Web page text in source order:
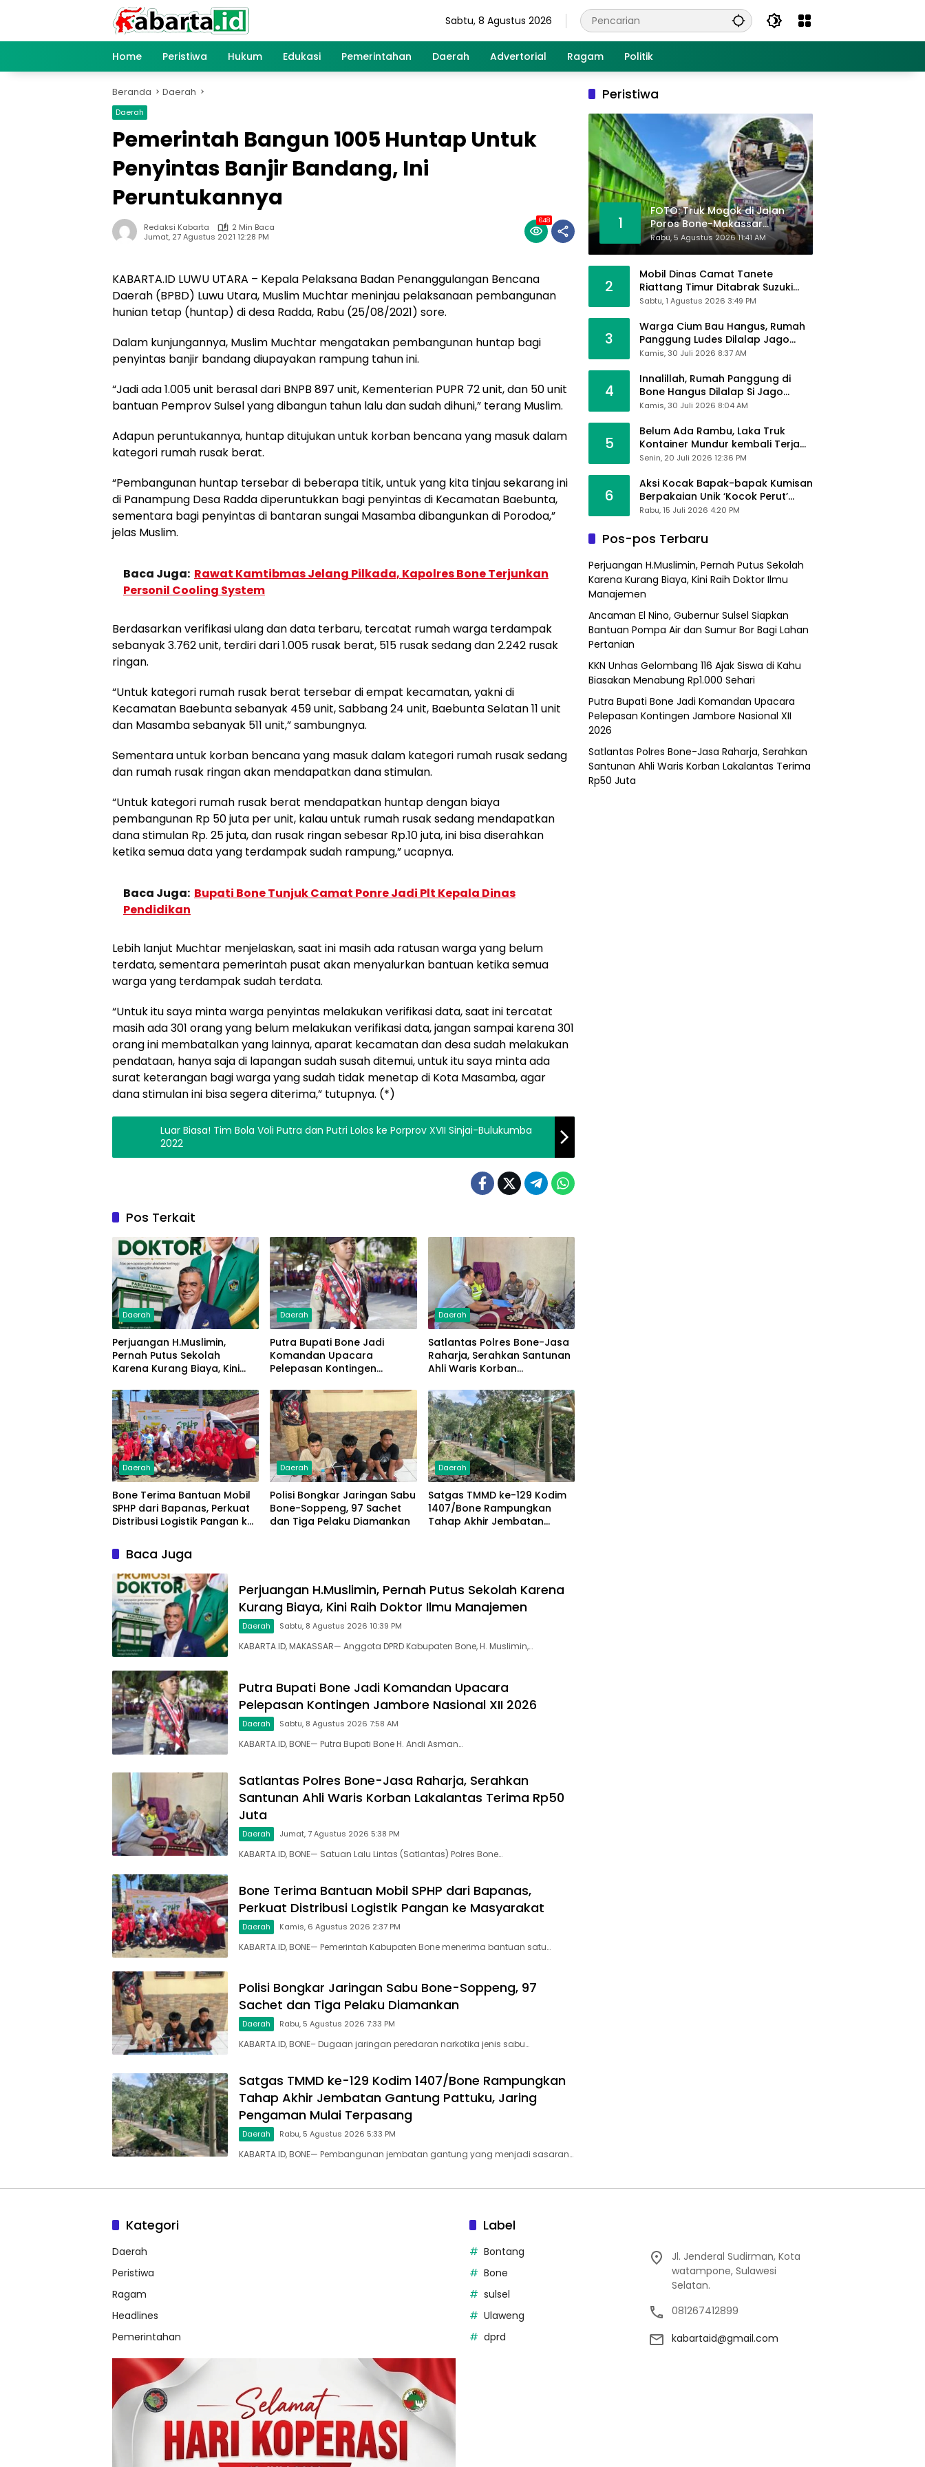
Sabtu, 8 Agustus 2026
Home Peristiwa Hukum Edukasi Pemerintahan Daerah Advertorial Ragam Politik
Beranda Daerah
Daerah
Pemerintah Bangun 1005 Huntap Untuk
Penyintas Banjir Bandang, Ini
Peruntukannya
Redaksi Kabarta
2 Min Baca
Jumat, 27 Agustus 2021 12:28 PM
648
KABARTA.ID LUWU UTARA – Kepala Pelaksana Badan Penanggulangan Bencana
Daerah (BPBD) Luwu Utara, Muslim Muchtar meninjau pelaksanaan pembangunan
hunian tetap (huntap) di desa Radda, Rabu (25/08/2021) sore.
Dalam kunjungannya, Muslim Muchtar mengatakan pembangunan huntap bagi
penyintas banjir bandang diupayakan rampung tahun ini.
“Jadi ada 1.005 unit berasal dari BNPB 897 unit, Kementerian PUPR 72 unit, dan 50 unit
bantuan Pemprov Sulsel yang dibangun tahun lalu dan sudah dihuni,” terang Muslim.
Adapun peruntukannya, huntap ditujukan untuk korban bencana yang masuk dalam
kategori rumah rusak berat.
“Pembangunan huntap tersebar di beberapa titik, untuk yang kita tinjau sekarang ini
di Panampung Desa Radda diperuntukkan bagi penyintas di Kecamatan Baebunta,
sementara bagi penyintas di bantaran sungai Masamba dibangunkan di Porodoa,”
jelas Muslim.
Baca Juga: Rawat Kamtibmas Jelang Pilkada, Kapolres Bone Terjunkan
Personil Cooling System
Berdasarkan verifikasi ulang dan data terbaru, tercatat rumah warga terdampak
sebanyak 3.762 unit, terdiri dari 1.005 rusak berat, 515 rusak sedang dan 2.242 rusak
ringan.
“Untuk kategori rumah rusak berat tersebar di empat kecamatan, yakni di
Kecamatan Baebunta sebanyak 459 unit, Sabbang 24 unit, Baebunta Selatan 11 unit
dan Masamba sebanyak 511 unit,” sambungnya.
Sementara untuk korban bencana yang masuk dalam kategori rumah rusak sedang
dan rumah rusak ringan akan mendapatkan dana stimulan.
“Untuk kategori rumah rusak berat mendapatkan huntap dengan biaya
pembangunan Rp 50 juta per unit, kalau untuk rumah rusak sedang mendapatkan
dana stimulan Rp. 25 juta, dan rusak ringan sebesar Rp.10 juta, ini bisa diserahkan
ketika semua data yang terdampak sudah rampung,” ucapnya.
Baca Juga: Bupati Bone Tunjuk Camat Ponre Jadi Plt Kepala Dinas
Pendidikan
Lebih lanjut Muchtar menjelaskan, saat ini masih ada ratusan warga yang belum
terdata, sementara pemerintah pusat akan menyalurkan bantuan ketika semua
warga yang terdampak sudah terdata.
“Untuk itu saya minta warga penyintas melakukan verifikasi data, saat ini tercatat
masih ada 301 orang yang belum melakukan verifikasi data, jangan sampai karena 301
orang ini membatalkan yang lainnya, aparat kecamatan dan desa sudah melakukan
pendataan, hanya saja di lapangan sudah susah ditemui, untuk itu saya minta ada
surat keterangan bagi warga yang sudah tidak menetap di Kota Masamba, agar
dana stimulan ini bisa segera diterima,” tutupnya. (*)
Luar Biasa! Tim Bola Voli Putra dan Putri Lolos ke Porprov XVII Sinjai-Bulukumba
2022
Pos Terkait
Daerah
Perjuangan H.Muslimin,
Pernah Putus Sekolah
Karena Kurang Biaya, Kini
Daerah
Putra Bupati Bone Jadi
Komandan Upacara
Pelepasan Kontingen
Daerah
Satlantas Polres Bone-Jasa
Raharja, Serahkan Santunan
Ahli Waris Korban
Juta
Daerah
Bone Terima Bantuan Mobil
SPHP dari Bapanas, Perkuat
Distribusi Logistik Pangan ke
Daerah
Polisi Bongkar Jaringan Sabu
Bone-Soppeng, 97 Sachet
dan Tiga Pelaku Diamankan
Daerah
Satgas TMMD ke-129 Kodim
1407/Bone Rampungkan
Tahap Akhir Jembatan
Baca Juga
Perjuangan H.Muslimin, Pernah Putus Sekolah Karena
Kurang Biaya, Kini Raih Doktor Ilmu Manajemen
Daerah Sabtu, 8 Agustus 2026 10:39 PM
KABARTA.ID, MAKASSAR— Anggota DPRD Kabupaten Bone, H. Muslimin,…
Putra Bupati Bone Jadi Komandan Upacara
Pelepasan Kontingen Jambore Nasional XII 2026
Daerah Sabtu, 8 Agustus 2026 7:58 AM
KABARTA.ID, BONE— Putra Bupati Bone H. Andi Asman…
Satlantas Polres Bone-Jasa Raharja, Serahkan
Santunan Ahli Waris Korban Lakalantas Terima Rp50
Juta
Daerah Jumat, 7 Agustus 2026 5:38 PM
KABARTA.ID, BONE— Satuan Lalu Lintas (Satlantas) Polres Bone…
Bone Terima Bantuan Mobil SPHP dari Bapanas,
Perkuat Distribusi Logistik Pangan ke Masyarakat
Daerah Kamis, 6 Agustus 2026 2:37 PM
KABARTA.ID, BONE— Pemerintah Kabupaten Bone menerima bantuan satu…
Polisi Bongkar Jaringan Sabu Bone-Soppeng, 97
Sachet dan Tiga Pelaku Diamankan
Daerah Rabu, 5 Agustus 2026 7:33 PM
KABARTA.ID, BONE– Dugaan jaringan peredaran narkotika jenis sabu…
Satgas TMMD ke-129 Kodim 1407/Bone Rampungkan
Tahap Akhir Jembatan Gantung Pattuku, Jaring
Pengaman Mulai Terpasang
Daerah Rabu, 5 Agustus 2026 5:33 PM
KABARTA.ID, BONE— Pembangunan jembatan gantung yang menjadi sasaran…
Peristiwa
1
FOTO: Truk Mogok di Jalan
Poros Bone-Makassar
Sebabkan Macet, Polisi Turun
Tangan
Rabu, 5 Agustus 2026 11:41 AM
2
Mobil Dinas Camat Tanete
Riattang Timur Ditabrak Suzuki
Ertiga, Camat Andi Habibie:
Sabtu, 1 Agustus 2026 3:49 PM
3
Warga Cium Bau Hangus, Rumah
Panggung Ludes Dilalap Jago
Merah
Kamis, 30 Juli 2026 8:37 AM
4
Innalillah, Rumah Panggung di
Bone Hangus Dilalap Si Jago
Merah
Kamis, 30 Juli 2026 8:04 AM
5
Belum Ada Rambu, Laka Truk
Kontainer Mundur kembali Terjadi
di Bypass Sumpallabbu
Senin, 20 Juli 2026 12:36 PM
6
Aksi Kocak Bapak-bapak Kumisan
Berpakaian Unik ‘Kocok Perut’
Pengunjung dan Pegawai
Sentuh Atm
Rabu, 15 Juli 2026 4:20 PM
Pos-pos Terbaru
Perjuangan H.Muslimin, Pernah Putus Sekolah
Karena Kurang Biaya, Kini Raih Doktor Ilmu
Manajemen
Ancaman El Nino, Gubernur Sulsel Siapkan
Bantuan Pompa Air dan Sumur Bor Bagi Lahan
Pertanian
KKN Unhas Gelombang 116 Ajak Siswa di Kahu
Biasakan Menabung Rp1.000 Sehari
Putra Bupati Bone Jadi Komandan Upacara
Pelepasan Kontingen Jambore Nasional XII
2026
Satlantas Polres Bone-Jasa Raharja, Serahkan
Santunan Ahli Waris Korban Lakalantas Terima
Rp50 Juta
Kategori
Daerah
Peristiwa
Ragam
Headlines
Pemerintahan
Label
Bontang
Bone
sulsel
Ulaweng
dprd
Jl. Jenderal Sudirman, Kota
watampone, Sulawesi
Selatan.
081267412899
kabartaid@gmail.com